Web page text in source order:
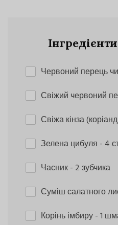
Інгредієнти
Червоний перець
Свіжий червоний
Свіжа кінза
Зелена цибуля - 4
Часник- 2 зубчика
Суміш салатного
Корінь імбиру- 1